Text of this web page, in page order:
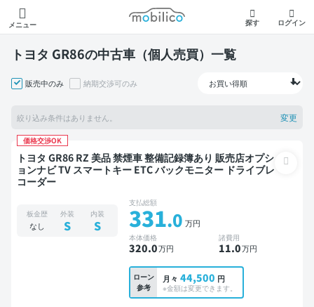
メニュー
モビリコ
探す ログイン
トヨタ GR86の中古車（個人売買）一覧
販売中のみ 納期交渉可のみ
絞り込み条件はありません。 変更
価格交渉OK
トヨタ GR86 RZ 美品 禁煙車 整備記録簿あり 販売店オプシ
ョンナビ TV スマートキー ETC バックモニター ドライブレ
コーダー
板金歴
なし
外装
S
内装
S
支払総額
331.0 万円
本体価格
320.0万円
諸費用
11.0万円
ローン
参考
月々 44,500 円
※金額は変更できます。